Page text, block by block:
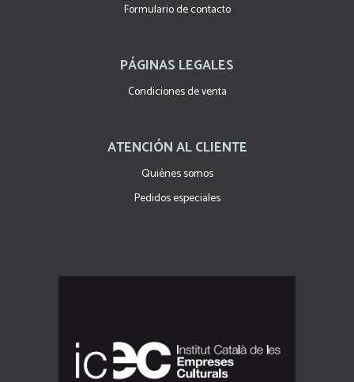
Formulario de contacto
PÁGINAS LEGALES
Condiciones de venta
ATENCIÓN AL CLIENTE
Quiénes somos
Pedidos especiales